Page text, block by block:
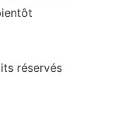
réservés